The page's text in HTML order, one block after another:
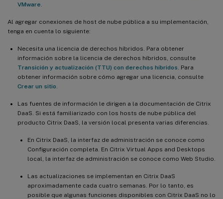
VMware
Al agregar conexiones de host de nube pública a su implementación,
tenga en cuenta lo siguiente:
Necesita una licencia de derechos híbridos. Para obtener
información sobre la licencia de derechos híbridos, consulte
Transición y actualización (TTU) con derechos híbridos . Para
obtener información sobre cómo agregar una licencia, consulte
Crear un sitio
Las fuentes de información le dirigen a la documentación de Citrix
DaaS. Si está familiarizado con los hosts de nube pública del
producto Citrix DaaS, la versión local presenta varias diferencias.
En Citrix DaaS, la interfaz de administración se conoce como
Configuración completa. En Citrix Virtual Apps and Desktops
local, la interfaz de administración se conoce como Web Studio.
Las actualizaciones se implementan en Citrix DaaS
aproximadamente cada cuatro semanas. Por lo tanto, es
posible que algunas funciones disponibles con Citrix DaaS no lo